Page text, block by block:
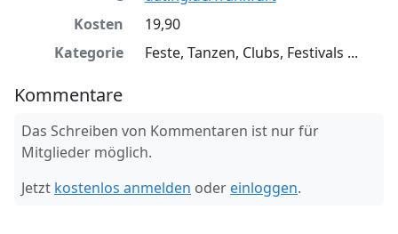
Kosten
19,90
Kategorie
Feste, Tanzen, Clubs, Festivals ...
Kommentare
Das Schreiben von Kommentaren ist nur für
Mitglieder möglich.
Jetzt kostenlos anmelden oder einloggen.